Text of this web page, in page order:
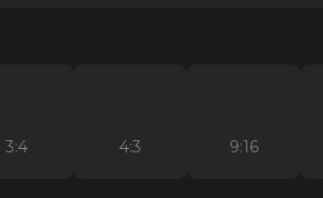
3:4 4:3 9:16